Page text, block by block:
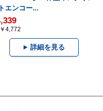
エンコー...
4,772
詳細を見る